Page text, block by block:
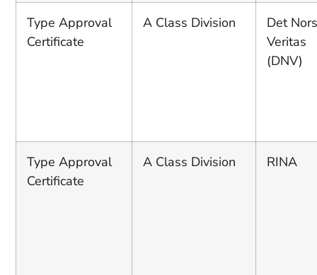
Type Approval
Certificate
A Class Division
Det
Veritas
(DNV)
Type Approval
Certificate
A Class Division RINA